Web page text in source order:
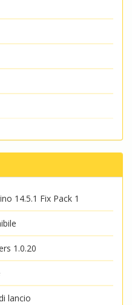
14.5.1 Fix Pack 1
1.0.20
lancio